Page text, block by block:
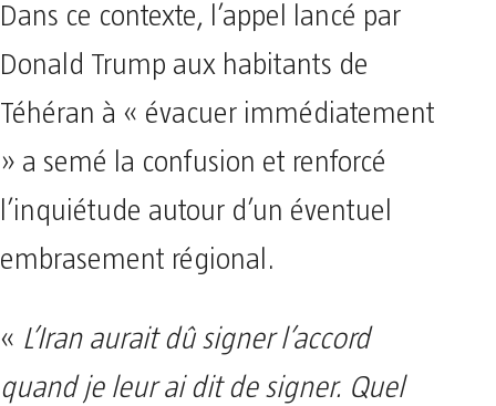
Dans ce contexte, l’appel lancé par
Donald Trump aux habitants de
Téhéran à « évacuer immédiatement
» a semé la confusion et renforcé
l’inquiétude autour d’un éventuel
embrasement régional.
« L’Iran aurait dû signer l’accord
quand je leur ai dit de signer. Quel